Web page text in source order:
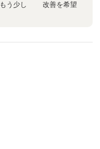
もう少し 改善を希望